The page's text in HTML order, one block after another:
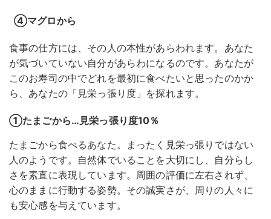
④マグロから
食事の仕方には、その人の本性があらわれます。あなた
が気づいていない自分があらわになるのです。あなたが
このお寿司の中でどれを最初に食べたいと思ったのかか
ら、あなたの「見栄っ張り度」を探れます。
①たまごから…見栄っ張り度10％
たまごから食べるあなた。まったく見栄っ張りではない
人のようです。自然体でいることを大切にし、自分らし
さを素直に表現しています。周囲の評価に左右されず、
心のままに行動する姿勢。その誠実さが、周りの人々に
も安心感を与えています。